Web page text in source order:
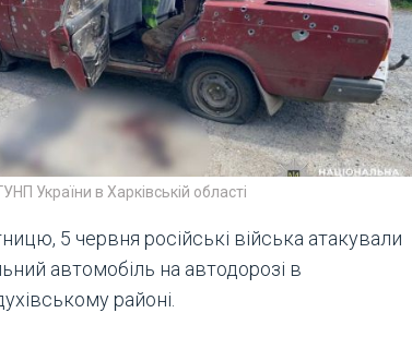
України в Харківській області
5 червня російські війська атакували
автомобіль на автодорозі в
районі.